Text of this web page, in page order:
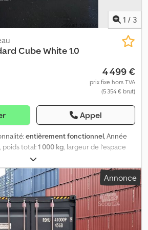
1 / 3
Cube White 1.0
4 499 €
prix fixe hors TVA
(5 354 € brut)
Appel
entièrement fonctionnel, Année
, poids total:1 000 kg , largeur de l’espace
, longueur de l'espace de chargement:
l'espace de chargement:2 600 mm,
, Conteneur en stock sur la photo et
Visite et enlèvement possibles. Nous
offre des conteneurs Villex Standard
utilisés comme bureaux, sanitaires,
hébergement pour réfugiés, habitations
Annonce